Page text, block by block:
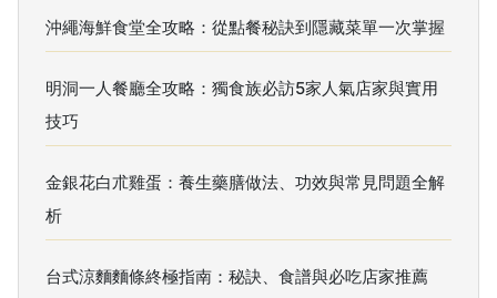
沖繩海鮮食堂全攻略：從點餐秘訣到隱藏菜單一次掌握
明洞一人餐廳全攻略：獨食族必訪5家人氣店家與實用
技巧
金銀花白朮雞蛋：養生藥膳做法、功效與常見問題全解
析
台式涼麵麵條終極指南：秘訣、食譜與必吃店家推薦